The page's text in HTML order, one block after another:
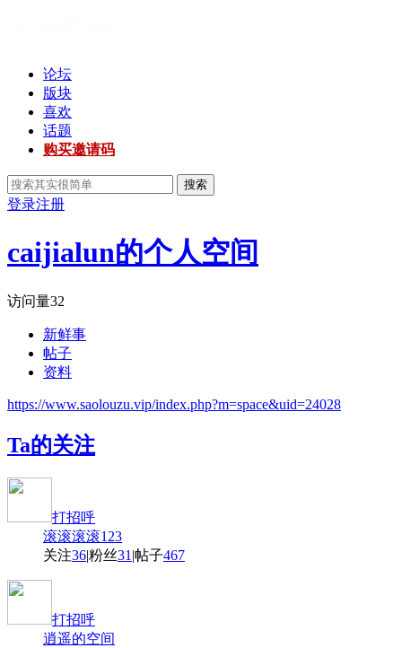
论坛
版块
喜欢
话题
购买邀请码
搜索
登录注册
caijialun的个人空间
访问量32
新鲜事
帖子
资料
https://www.saolouzu.vip/index.php?m=space&uid=24028
Ta的关注
打招呼
滚滚滚滚123
关注36|粉丝31 |帖子467
打招呼
逍遥的空间